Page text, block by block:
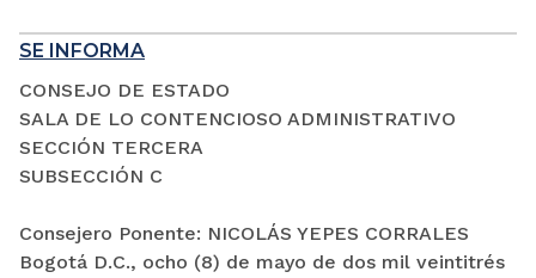
SE INFORMA
CONSEJO DE ESTADO
SALA DE LO CONTENCIOSO ADMINISTRATIVO
SECCIÓN TERCERA
SUBSECCIÓN C
Consejero Ponente: NICOLÁS YEPES CORRALES
Bogotá D.C., ocho (8) de mayo de dos mil veintitrés